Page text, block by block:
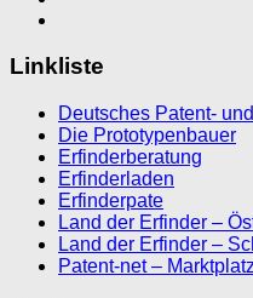
Linkliste
Deutsches Patent-
Die Prototypenbauer
Erfinderberatung
Erfinderladen
Erfinderpate
Land der Erfinder –
Land der Erfinder –
Patent-net –